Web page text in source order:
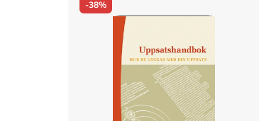
-38%